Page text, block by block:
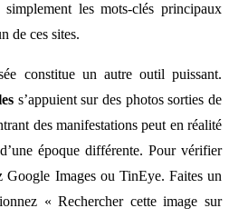
les mots-clés principaux
de ces sites.
constitue un autre outil puissant.
s’appuient sur des photos sorties de
des manifestations peut en réalité
époque différente. Pour vérifier
Google Images ou TinEye. Faites un
« Rechercher cette image sur